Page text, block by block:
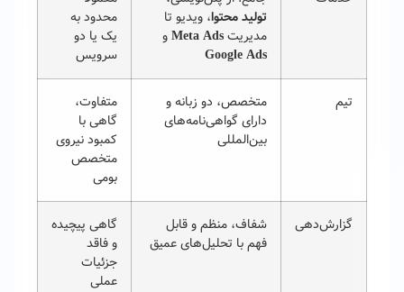
تولید محتوا، ویدیو تا
مدیریتMeta Adsو
Google Ads
محدود به
یک یا دو
سرویس
تیم
متخصص، دو زبانه و
دارای گواهی‌نامه‌های
بین‌المللی
متفاوت،
گاهی با
کمبود نیروی
متخصص
بومی
گزارش‌دهی
شفاف، منظم و قابل
فهم با تحلیل‌های عمیق
گاهی پیچیده
و فاقد
جزئیات
عملی